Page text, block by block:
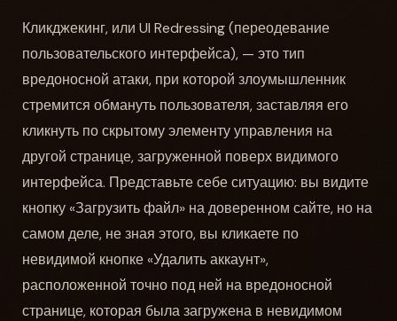
Кликджекинг, или UI Redressing (переодевание
пользовательского интерфейса), — это тип
вредоносной атаки, при которой злоумышленник
стремится обмануть пользователя, заставляя его
кликнуть по скрытому элементу управления на
другой странице, загруженной поверх видимого
интерфейса. Представьте себе ситуацию: вы видите
кнопку «Загрузить файл» на доверенном сайте, но на
самом деле, не зная этого, вы кликаете по
невидимой кнопке «Удалить аккаунт»,
расположенной точно под ней на вредоносной
странице, которая была загружена в невидимом